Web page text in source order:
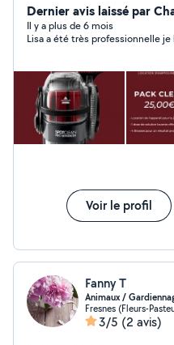
véhicule). Très efficace
elle est louée avec 1 dose
brosses pour un résultat
Dernier avis laissé par
Il y a plus de 6 mois
Lisa
Voir le profil
Fanny T
Animaux /
Fresnes (Fleurs-
3/5 (2 avis)